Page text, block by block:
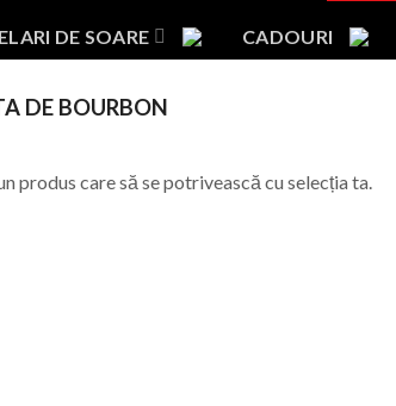
DE SOARE CADOURI
DE BOURBON
produs care să se potrivească cu selecția ta.